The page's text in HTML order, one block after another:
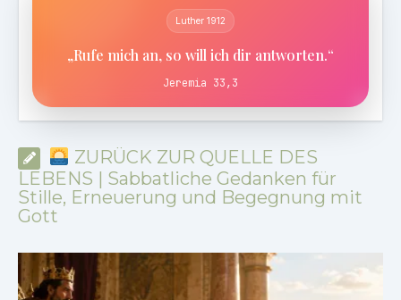
Luther 1912
„Rufe mich an, so will ich dir antworten.“
Jeremia 33,3
ZURÜCK ZUR QUELLE DES
LEBENS | Sabbatliche Gedanken für
Stille, Erneuerung und Begegnung mit
Gott